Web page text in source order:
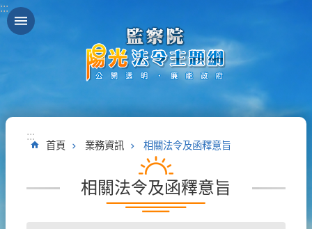
跳到主要內容區塊
:::
:::
首頁 業務資訊 相關法令及函釋意旨
相關法令及函釋意旨